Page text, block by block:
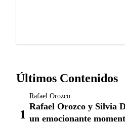
Últimos Contenidos
Rafael Orozco
Rafael Orozco y Silvia
un emocionante